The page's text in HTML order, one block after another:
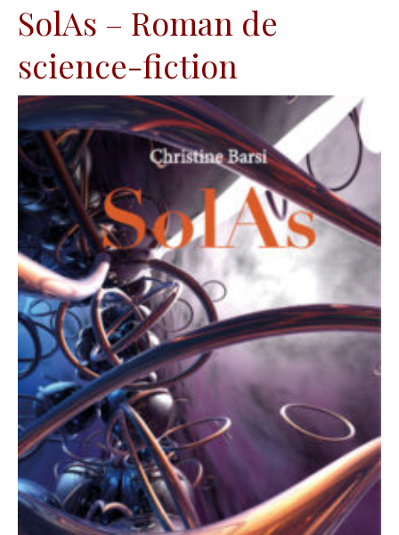
SolAs – Roman de
science-fiction